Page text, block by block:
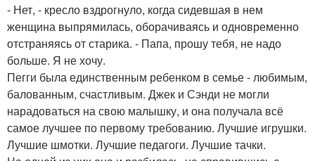
- Нет, - кресло вздрогнуло, когда сидевшая в нем
женщина выпрямилась, оборачиваясь и одновременно
отстраняясь от старика. - Папа, прошу тебя, не надо
больше. Я не хочу.
Пегги была единственным ребенком в семье - любимым,
балованным, счастливым. Джек и Сэнди не могли
нарадоваться на свою малышку, и она получала всё
самое лучшее по первому требованию. Лучшие игрушки.
Лучшие шмотки. Лучшие педагоги. Лучшие тачки.